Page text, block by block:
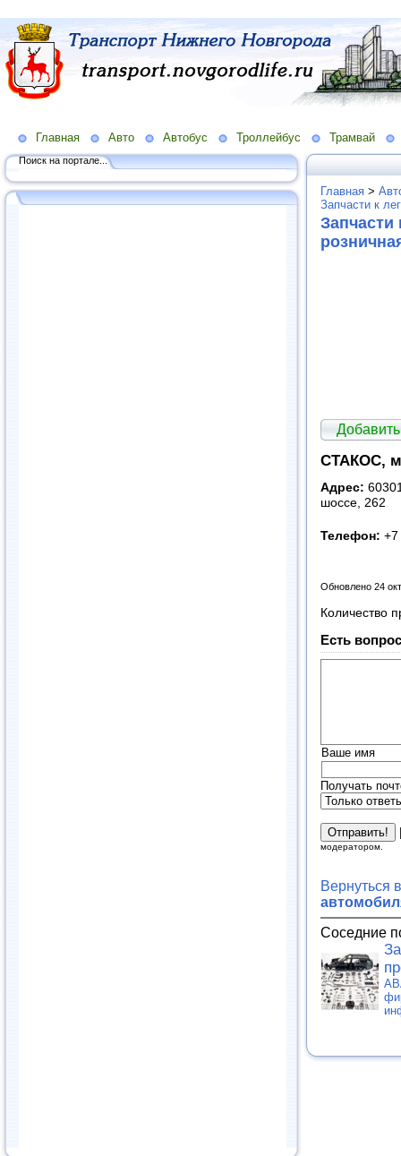
Главная Авто Автобус Троллейбус Трамвай
Поиск на портале...
Главная >
Запчасти к
СТАКОС,
Адрес:
шоссе, 262
Телефон: +7
Обновлено 24
Количество
Есть
Ваше имя
Получать
модератором.
Вернуться
Соседние